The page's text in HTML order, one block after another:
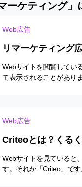
マーケティング
Web広告
リマーケティング
Webサイトを閲覧してい
て表示されることがあり
Web広告
Criteoとは？くる
Webサイトを見ていると
す。それが「Criteo」で